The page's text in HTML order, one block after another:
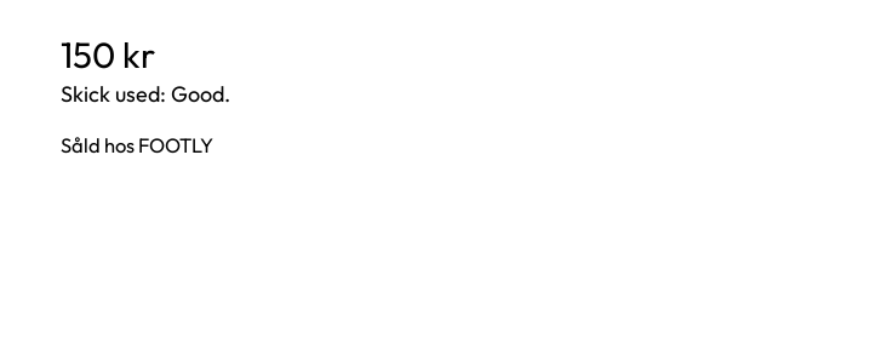
150 kr
Skick used: Good.
Såld hos FOOTLY